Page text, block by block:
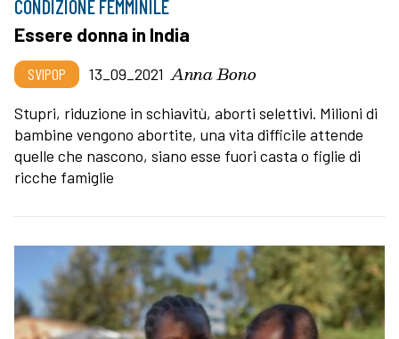
CONDIZIONE FEMMINILE
Essere donna in India
SVIPOP 13_09_2021 Anna Bono
Stupri, riduzione in schiavitù, aborti selettivi. Milioni di
bambine vengono abortite, una vita difficile attende
quelle che nascono, siano esse fuori casta o figlie di
ricche famiglie